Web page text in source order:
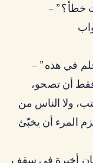
– ” لا يا بني، ما أخطأت… لكنك حلمت. والحلم في هذه
فقط أن تصحو،
ولا الناس من
المرء أن يخبّئ